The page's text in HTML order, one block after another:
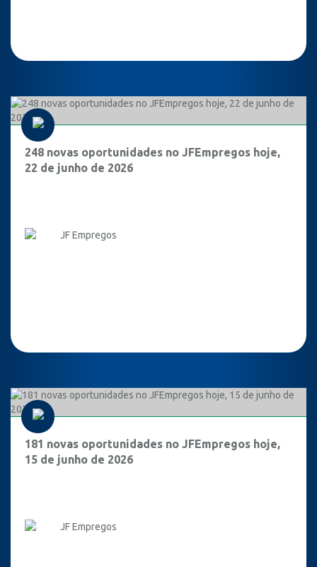
248 novas oportunidades no JFEmpregos hoje,
22 de junho de 2026
JF Empregos
181 novas oportunidades no JFEmpregos hoje,
15 de junho de 2026
JF Empregos